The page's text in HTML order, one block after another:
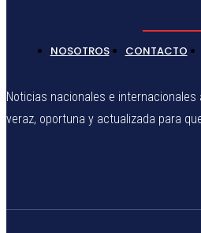
NOSOTROS CONTACTO
Noticias nacionales e
veraz, oportuna y actualizada para